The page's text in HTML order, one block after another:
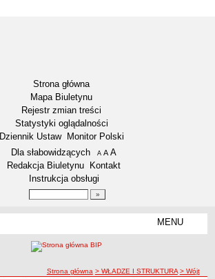
Strona główna
Mapa Biuletynu
Rejestr zmian treści
Statystyki oglądalności
Dziennik Ustaw
Monitor Polski
Menu dodatkowe
Dla słabowidzących A pomniejsz czcionkę
A standardowy rozmiar czcionki
A
Redakcja Biuletynu
Kontakt
Instrukcja obsługi
MENU
ścieżka nawigacji
Strona główna > WŁADZE I STRUKTURA > Wójt